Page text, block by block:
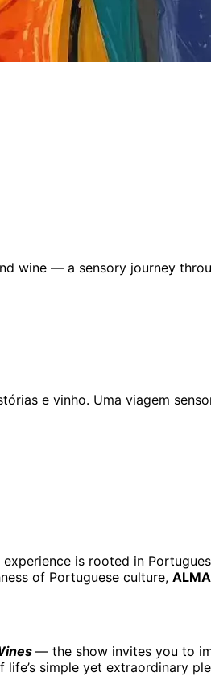
wine — a sensory journey
e vinho. Uma viagem
is rooted in
of Portuguese culture, ALMA
— the show invites you to
simple yet extraordinary